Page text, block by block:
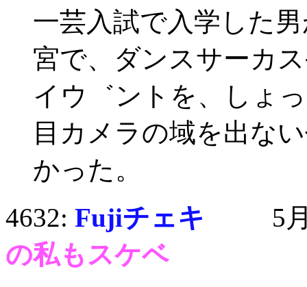
一芸入試で入学した
宮で、ダンスサーカ
イウ゛ントを、しょ
目カメラの域を出な
かった。
4632: Fujiチェキ 5月1
の私もスケベ